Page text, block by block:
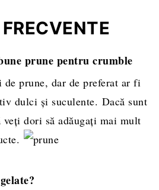
prune pentru crumble
prune, dar de preferat ar fi
dulci și suculente. Dacă sunt
dori să adăugați mai mult